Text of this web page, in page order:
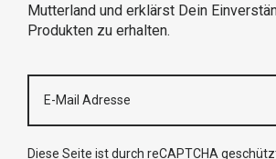
Mutterland und erklärst Dein
Produkten zu erhalten.
Diese Seite ist durch reCAPTCHA